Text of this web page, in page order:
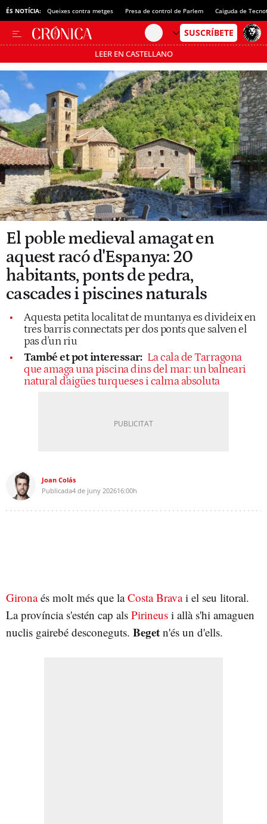
ÉS NOTÍCIA: Queixes contra metges Presa de control de Parlem Caiguda de
LEER EN CASTELLANO
Passa’t al mode estalvi
El poble medieval amagat en
aquest racó d'Espanya: 20
habitants, ponts de pedra,
cascades i piscines naturals
Aquesta petita localitat de muntanya es divideix en
tres barris connectats per dos ponts que salven el
pas d'un riu
També et pot interessar: La cala de Tarragona
que amaga una piscina dins del mar: un balneari
natural d'aigües turqueses i calma absoluta
Joan Colás
Publicada4 de juny 202616:00h
Gironaés molt més que laCosta Bravai el seu litoral.
La província s'estén cap als Pirineus i allà s'hi amaguen
nuclis gairebé desconeguts. Beget n'és un d'ells.